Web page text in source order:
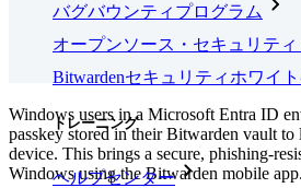
バグバウンティプログラム
オープンソース・セキュリティ
Bitwardenセキュリティホワイ
トレーニング
ヘルプセンター
Windows users in a Microsoft Entra ID
passkey stored in their Bitwarden vault
device. This brings a secure, phishing-
Windows using the Bitwarden mobile app.